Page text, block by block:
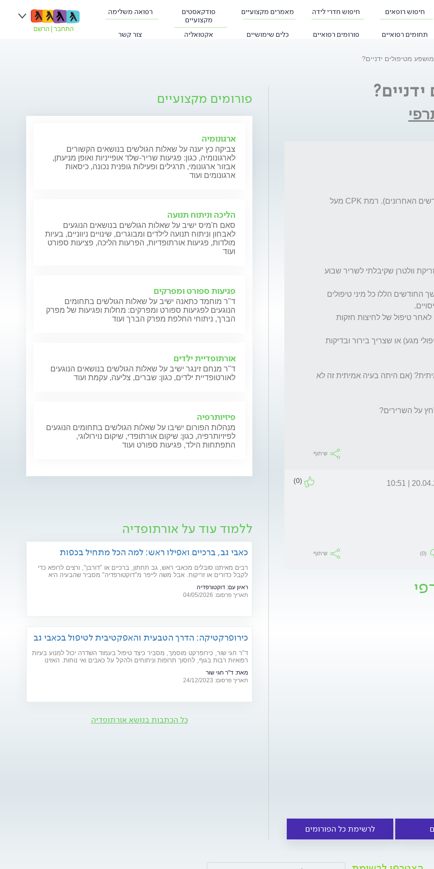
חיפוש רופאים חיפוש חדרי לידה מאמרים מקצועיים
פודקאסטים
מקצועיים
רפואה משלימה
תחומים רפואיים פורומים רפואיים כלים שימושיים אקטואליה צור קשר
התחבר הרשם
מטיפולים ידניים?
שיתוף
20.04.26 |
(0)
(0) שיתוף
לרשימת כל הפורומים
פורומים מקצועיים
ארגונומיה
צביקה כץ יענה על שאלות הגולשים בנושאים הקשורים
לארגונומיה, כגון: פגיעות שריר-שלד אופייניות ואופן מניעתן,
אבזור ארגונומי, תרגילים ופעילות גופנית נכונה, כיסאות
ארגונומים ועוד
הליכה וניתוח תנועה
סאם ח'מיס ישיב על שאלות הגולשים בנושאים הנוגעים
לאבחון וניתוח תנועה לילדים ומבוגרים, שינויים ניווניים, בעיות
מולדות, פגיעות אורתופדיות, הפרעות הליכה, פציעות ספורט
ועוד
פגיעות ספורט ומפרקים
ד"ר מוחמד כתאנה ישיב על שאלות הגולשים בתחומים
הנוגעים לפגיעות ספורט ומפרקים: מחלות ופגיעות של מפרק
הברך, ניתוחי החלפת מפרק הברך ועוד
אורתופדיית ילדים
ד"ר מנחם זינגר ישיב על שאלות הגולשים בנושאים הנוגעים
לאורטופדיית ילדים, כגון: שברים, צליעה, עקמת ועוד
פיזיותרפיה
מנהלות הפורום ישיבו על שאלות הגולשים בתחומים הנוגעים
לפיזיותרפיה, כגון: שיקום אורתופדי, שיקום נוירולוגי,
התפתחות הילד, פגיעות ספורט ועוד
ללמוד עוד על אורתופדיה
כאבי גב, ברכיים ואפילו ראש: למה הכל מתחיל בכפות
רבים מאיתנו סובלים מכאבי ראש, גב תחתון, ברכיים או "דורבן", ורצים לרופא כדי
לקבל כדורים או זריקות. אבל משה לייפר מ"דוקטורפדיה" מסביר שהבעיה היא
ראיון עם: דוקטורפדיה
תאריך פרסום: 04/05/2026
כירופרקטיקה: הדרך הטבעית והאפקטיבית לטיפול בכאבי גב
ד"ר חגי שור, כירופרקט מוסמך, מסביר כיצד טיפול בעמוד השדרה יכול למנוע בעיות
רפואיות רבות בגוף, לחסוך תרופות וניתוחים ולהקל על כאבים ואי נוחות. האזינו
מאת: ד"ר חגי שור
תאריך פרסום: 24/12/2023
כל הכתבות בנושא אורתופדיה